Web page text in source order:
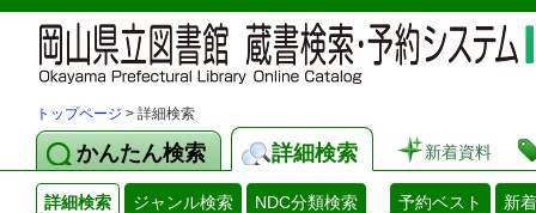
トップページ > 詳細検索
かんたん検索 詳細検索 新着資料
詳細検索 ジャンル検索 NDC分類検索 予約ベスト 新